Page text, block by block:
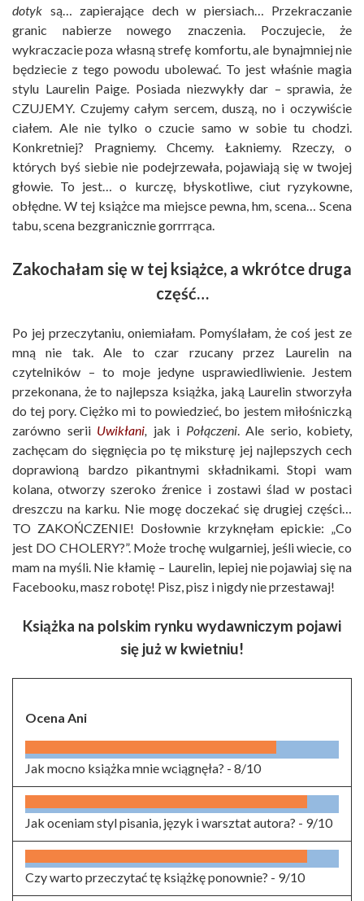
dotyk są… zapierające dech w piersiach… Przekraczanie
granic nabierze nowego znaczenia. Poczujecie, że
wykraczacie poza własną strefę komfortu, ale bynajmniej nie
będziecie z tego powodu ubolewać. To jest właśnie magia
stylu Laurelin Paige. Posiada niezwykły dar – sprawia, że
CZUJEMY. Czujemy całym sercem, duszą, no i oczywiście
ciałem. Ale nie tylko o czucie samo w sobie tu chodzi.
Konkretniej? Pragniemy. Chcemy. Łakniemy. Rzeczy, o
których byś siebie nie podejrzewała, pojawiają się w twojej
głowie. To jest… o kurczę, błyskotliwe, ciut ryzykowne,
obłędne. W tej książce ma miejsce pewna, hm, scena… Scena
tabu, scena bezgranicznie gorrrrąca.
Zakochałam się w tej książce, a wkrótce druga
część…
Po jej przeczytaniu, oniemiałam. Pomyślałam, że coś jest ze
mną nie tak. Ale to czar rzucany przez Laurelin na
czytelników – to moje jedyne usprawiedliwienie. Jestem
przekonana, że to najlepsza książka, jaką Laurelin stworzyła
do tej pory. Ciężko mi to powiedzieć, bo jestem miłośniczką
zarówno serii Uwikłani jak i Połączeni. Ale serio, kobiety,
zachęcam do sięgnięcia po tę miksturę jej najlepszych cech
doprawioną bardzo pikantnymi składnikami. Stopi wam
kolana, otworzy szeroko źrenice i zostawi ślad w postaci
dreszczu na karku. Nie mogę doczekać się drugiej części…
TO ZAKOŃCZENIE! Dosłownie krzyknęłam epickie: „Co
jest DO CHOLERY?”. Może trochę wulgarniej, jeśli wiecie, co
mam na myśli. Nie kłamię – Laurelin, lepiej nie pojawiaj się na
Facebooku, masz robotę! Pisz, pisz i nigdy nie przestawaj!
Książka na polskim rynku wydawniczym pojawi
się już w kwietniu!
Ocena Ani
Jak mocno książka mnie wciągnęła? - 8/10
Jak oceniam styl pisania, język i warsztat autora? - 9/10
Czy warto przeczytać tę książkę ponownie? - 9/10